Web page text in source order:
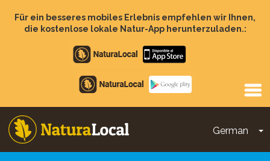
zumFür ein besseres mobiles Erlebnis empfehlen wir Ihnen,
die kostenlose lokale Natur-App herunterzuladen.:
Apple
store
Google
Play
German
Main